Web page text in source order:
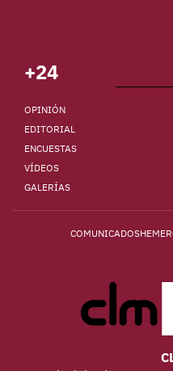
+24
OPINIÓN
EDITORIAL
ENCUESTAS
VÍDEOS
GALERÍAS
COMUNICADOS